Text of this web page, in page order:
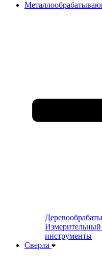
инструменты
Сверла